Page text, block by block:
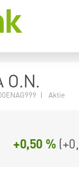
O.N.
| Aktie
+0,50 % (